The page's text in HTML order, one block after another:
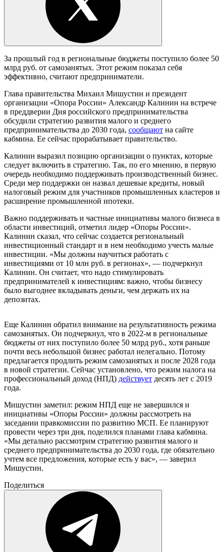
За прошлый год в региональные бюджеты поступило более 50
млрд руб. от самозанятых. Этот режим показал себя
эффективно, считают предприниматели.
Глава правительства Михаил Мишустин и президент
организации «Опора России» Александр Калинин на встрече
в преддверии Дня российского предпринимательства
обсудили стратегию развития малого и среднего
предпринимательства до 2030 года, сообщают на сайте
кабмина. Ее сейчас прорабатывает правительство.
Калинин выразил позицию организации о пунктах, которые
следует включить в стратегию. Так, по его мнению, в первую
очередь необходимо поддерживать производственный бизнес.
Среди мер поддержки он назвал дешевые кредиты, новый
налоговый режим для участников промышленных кластеров и
расширение промышленной ипотеки.
Важно поддерживать и частные инициативы малого бизнеса в
области инвестиций, отметил лидер «Опоры России».
Калинин сказал, что сейчас создается региональный
инвестиционный стандарт и в нем необходимо учесть малые
инвестиции. «Мы должны научиться работать с
инвестициями от 10 млн руб. в регионах», — подчеркнул
Калинин. Он считает, что надо стимулировать
предпринимателей к инвестициям: важно, чтобы бизнесу
было выгоднее вкладывать деньги, чем держать их на
депозитах.
Еще Калинин обратил внимание на результативность режима
самозанятых. Он подчеркнул, что в 2022-м в региональные
бюджеты от них поступило более 50 млрд руб., хотя раньше
почти весь небольшой бизнес работал нелегально. Потому
предлагается продлить режим самозанятых и после 2028 года
в новой стратегии. Сейчас установлено, что режим налога на
профессиональный доход (НПД) действует десять лет с 2019
года.
Мишустин заметил: режим НПД еще не завершился и
инициативы «Опоры России» должны рассмотреть на
заседании правкомиссии по развитию МСП. Ее планируют
провести через три дня, поделился планами глава кабмина.
«Мы детально рассмотрим стратегию развития малого и
среднего предпринимательства до 2030 года, где обязательно
учтем все предложения, которые есть у вас», — заверил
Мишустин.
Поделиться